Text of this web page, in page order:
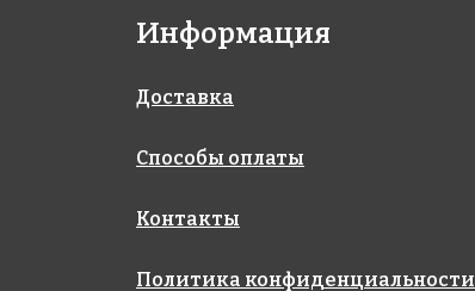
Rose CA 29(1)
327x327
Информация
Доставка
Способы оплаты
Контакты
Политика конфиденциальности